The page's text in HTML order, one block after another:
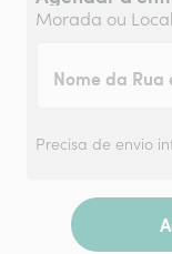
Morada ou
Nome da
Precisa de envio